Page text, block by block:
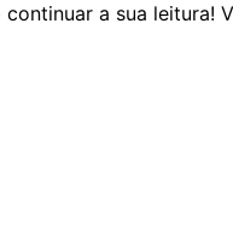
continuar a sua leitura!